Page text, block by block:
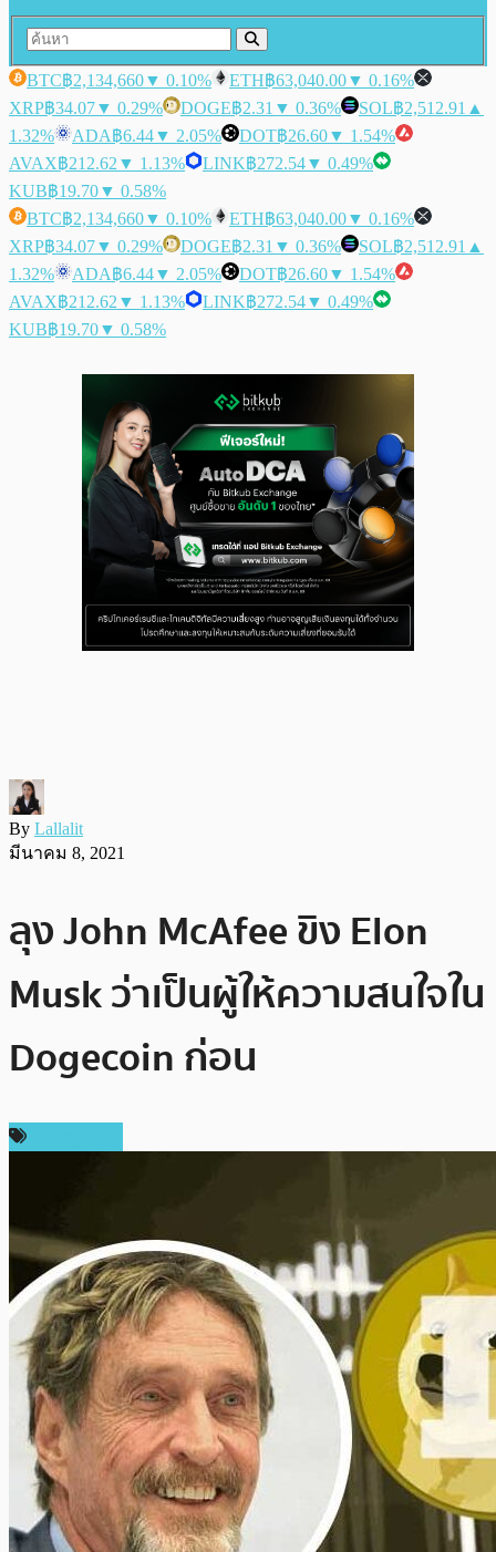
BTC฿2,134,660▼ 0.10% ETH฿63,040.00▼ 0.16%
XRP฿34.07▼ 0.29% DOGE฿2.31 ▼ 0.36% SOL฿2,512.91 ▲
1.32%
ADA฿6.44▼ 2.05% DOT฿26.60▼ 1.54%
AVAX฿212.62 ▼ 1.13% LINK฿272.54▼ 0.49%
KUB฿19.70▼ 0.58%
BTC฿2,134,660▼ 0.10% ETH฿63,040.00▼ 0.16%
XRP฿34.07▼ 0.29% DOGE฿2.31 ▼ 0.36% SOL฿2,512.91 ▲
1.32%
ADA฿6.44▼ 2.05% DOT฿26.60▼ 1.54%
AVAX฿212.62 ▼ 1.13% LINK฿272.54▼ 0.49%
KUB฿19.70▼ 0.58%
By Lallalit
มีนาคม 8, 2021
ลุง John McAfee ขิง Elon
Musk ว่าเป็นผู้ให้ความสนใจใน
Dogecoin ก่อน